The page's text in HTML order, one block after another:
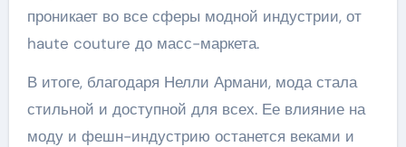
проникает во все сферы модной индустрии, от
haute couture до масс-маркета.
В итоге, благодаря Нелли Армани, мода стала
стильной и доступной для всех. Ее влияние на
моду и фешн-индустрию останется веками и